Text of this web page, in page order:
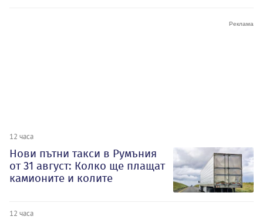
12 часа
Нови пътни такси в Румъния
от 31 август: Колко ще плащат
камионите и колите
12 часа